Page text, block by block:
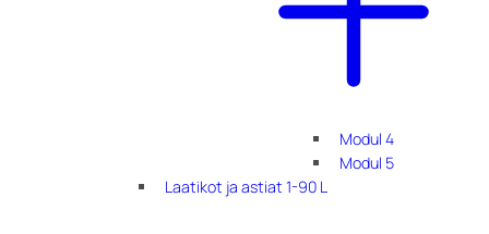
Modul 4
Modul 5
Laatikot ja astiat 1-90 L